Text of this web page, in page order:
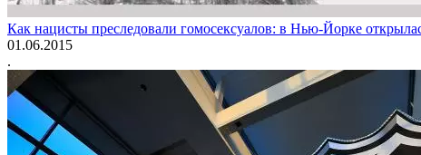
Как нацисты преследовали гомосексуалов: в Нью-Йорке
01.06.2015
.